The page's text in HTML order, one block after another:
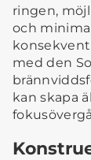
ringen,
och
med den
kan skapa